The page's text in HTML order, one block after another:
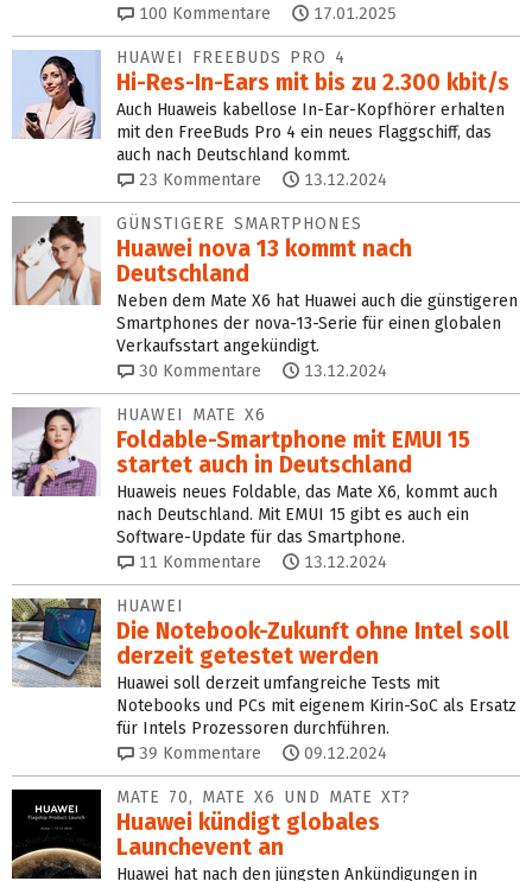
100 Kommentare 17.01.2025
HUAWEI FREEBUDS PRO 4
Hi-Res-In-Ears mit bis zu 2.300 kbit/s
Auch Huaweis kabellose In-Ear-Kopfhörer erhalten
mit den FreeBuds Pro 4 ein neues Flaggschiff, das
auch nach Deutschland kommt.
23 Kommentare 13.12.2024
GÜNSTIGERE SMARTPHONES
Huawei nova 13 kommt nach
Deutschland
Neben dem Mate X6 hat Huawei auch die günstigeren
Smartphones der nova-13-Serie für einen globalen
Verkaufsstart angekündigt.
30 Kommentare 13.12.2024
HUAWEI MATE X6
Foldable-Smartphone mit EMUI 15
startet auch in Deutschland
Huaweis neues Foldable, das Mate X6, kommt auch
nach Deutschland. Mit EMUI 15 gibt es auch ein
Software-Update für das Smartphone.
11 Kommentare 13.12.2024
HUAWEI
Die Notebook-Zukunft ohne Intel soll
derzeit getestet werden
Huawei soll derzeit umfangreiche Tests mit
Notebooks und PCs mit eigenem Kirin-SoC als Ersatz
für Intels Prozessoren durchführen.
39 Kommentare 09.12.2024
MATE 70, MATE X6 UND MATE XT?
Huawei kündigt globales
Launchevent an
Huawei hat nach den jüngsten Ankündigungen in